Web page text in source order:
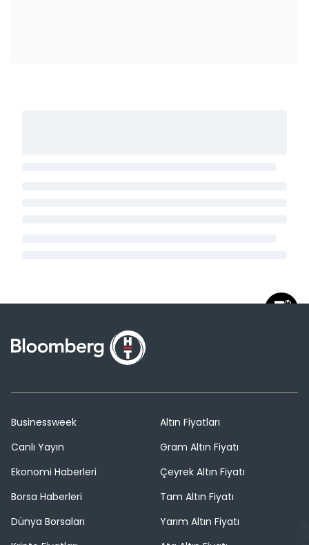
Businessweek
Canlı Yayın
Ekonomi Haberleri
Borsa Haberleri
Dünya Borsaları
Altın Fiyatları
Gram Altın Fiyatı
Çeyrek Altın Fiyatı
Tam Altın Fiyatı
Yarım Altın Fiyatı